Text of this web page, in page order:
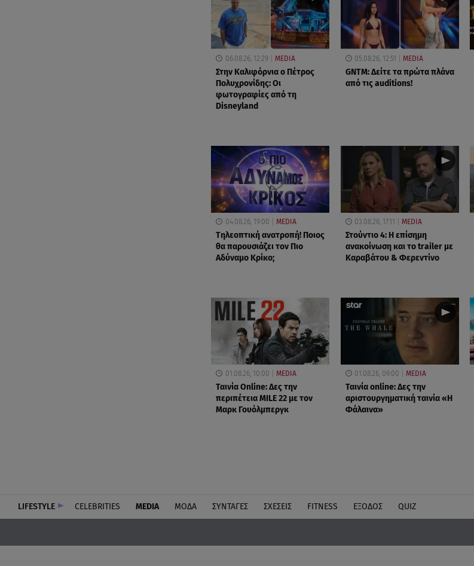
06.08.26, 12:29 MEDIA
Στην Καλιφόρνια ο Πέτρος
Πολυχρονίδης: Οι
φωτογραφίες από τη
Disneyland
05.08.26, 12:51 MEDIA
GNTM: Δείτε τα πρώτα πλάνα
από τις auditions!
04.08.26, 19:00 MEDIA
Τηλεοπτική ανατροπή! Ποιος
θα παρουσιάζει τον Πιο
Αδύναμο Κρίκο;
03.08.26, 17:11 MEDIA
Στούντιο 4: Η επίσημη
ανακοίνωση και το trailer με
Καραβάτου & Φερεντίνο
01.08.26, 10:00 MEDIA
Ταινία Online: Δες την
περιπέτεια MILE 22 με τον
Μαρκ Γουόλμπεργκ
01.08.26, 09:00 MEDIA
Ταινία online: Δες την
αριστουργηματική ταινία «Η
Φάλαινα»
LIFESTYLE CELEBRITIES MEDIA ΜΟΔΑ ΣΥΝΤΑΓΕΣ ΣΧΕΣΕΙΣ FITNESS ΕΞΟΔΟΣ QUIZ